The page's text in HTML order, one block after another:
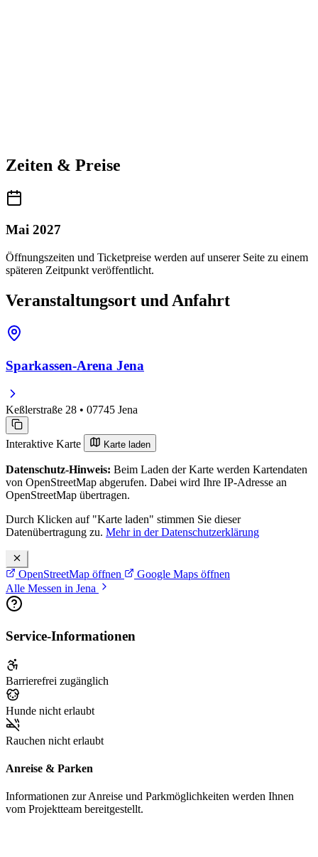
Zeiten & Preise
Mai 2027
Öffnungszeiten und Ticketpreise werden auf unserer Seite zu einem
späteren Zeitpunkt veröffentlicht.
Veranstaltungsort und Anfahrt
Sparkassen-Arena Jena
Keßlerstraße 28 • 07745 Jena
Interaktive Karte Karte laden
Datenschutz-Hinweis: Beim Laden der Karte werden Kartendaten
von OpenStreetMap abgerufen. Dabei wird Ihre IP-Adresse an
OpenStreetMap übertragen.
Durch Klicken auf "Karte laden" stimmen Sie dieser
Datenübertragung zu. Mehr in der Datenschutzerklärung
OpenStreetMap öffnen
Google Maps öffnen
Alle Messen in Jena
Service-Informationen
Barrierefrei zugänglich
Hunde nicht erlaubt
Rauchen nicht erlaubt
Anreise & Parken
Informationen zur Anreise und Parkmöglichkeiten werden Ihnen
vom Projektteam bereitgestellt.